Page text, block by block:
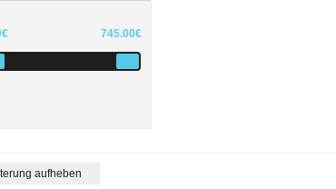
745.00€
aufheben